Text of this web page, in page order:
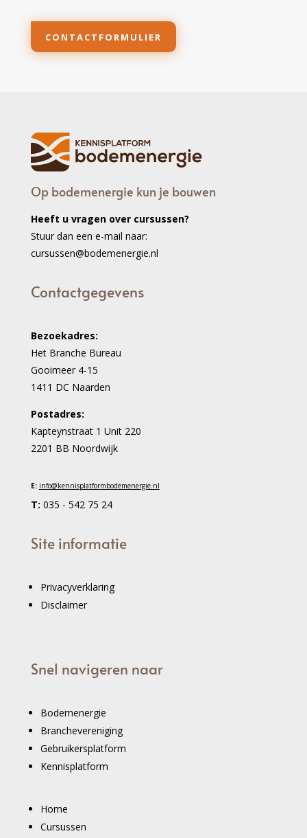
CONTACTFORMULIER
Op bodemenergie kun je bouwen
Heeft u vragen over cursussen?
Stuur dan een e-mail naar:
cursussen@bodemenergie.nl
Contactgegevens
Bezoekadres:
Het Branche Bureau
Gooimeer 4-15
1411 DC Naarden
Postadres:
Kapteynstraat 1 Unit 220
2201 BB Noordwijk
E: info@kennisplatformbodemenergie.nl
T: 035 - 542 75 24
Site informatie
Privacyverklaring
Disclaimer
Snel navigeren naar
Bodemenergie
Branchevereniging
Gebruikersplatform
Kennisplatform
Home
Cursussen